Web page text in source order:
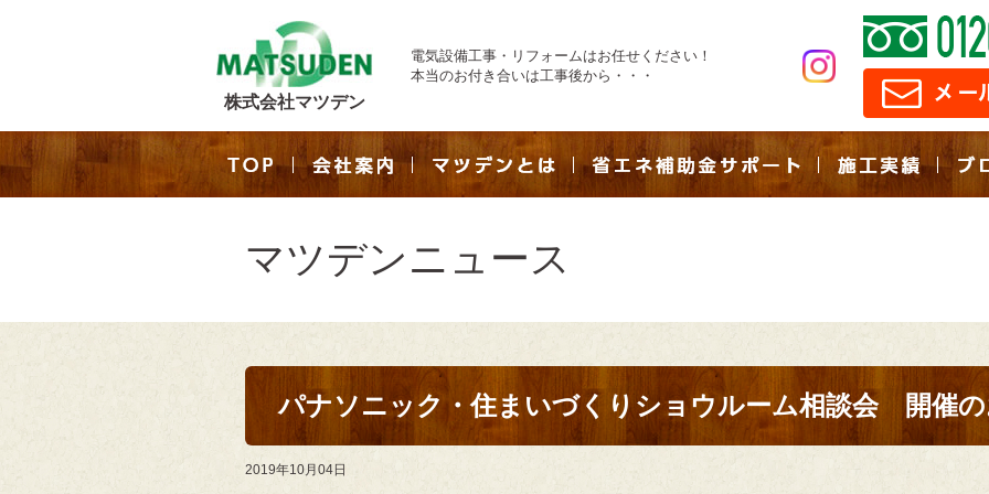
株式会社マツデン
電気設備工事・リフォームはお任せください！
本当のお付き合いは工事後から・・・
マツデンニュース
パナソニック・住まいづくりショウルーム相談会 開催
2019年10月04日